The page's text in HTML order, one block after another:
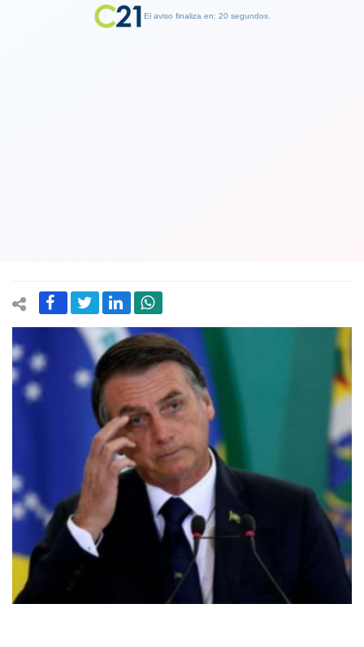
El aviso finaliza en: 19 segundos.